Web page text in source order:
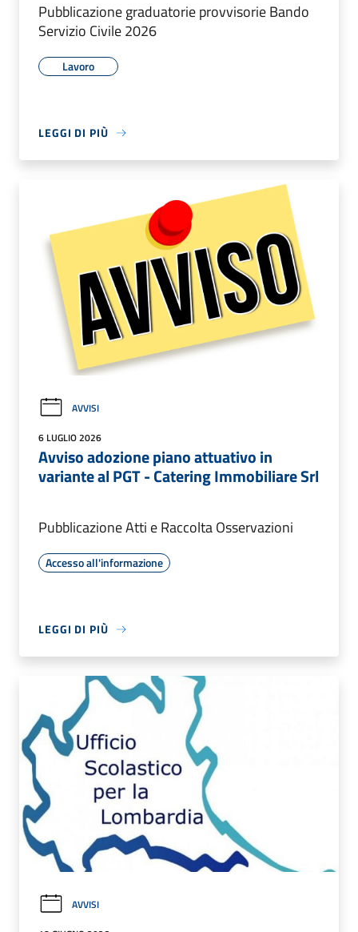
Pubblicazione graduatorie provvisorie Bando
Servizio Civile 2026
Lavoro
LEGGI DI PIÙ
AVVISI
6 LUGLIO 2026
Avviso adozione piano attuativo in
variante al PGT - Catering Immobiliare Srl
Pubblicazione Atti e Raccolta Osservazioni
Accesso all'informazione
LEGGI DI PIÙ
AVVISI